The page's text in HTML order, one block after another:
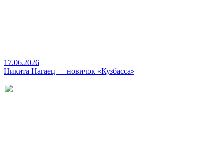
17.06.2026
Никита Нагаец — новичок «Кузбасса»